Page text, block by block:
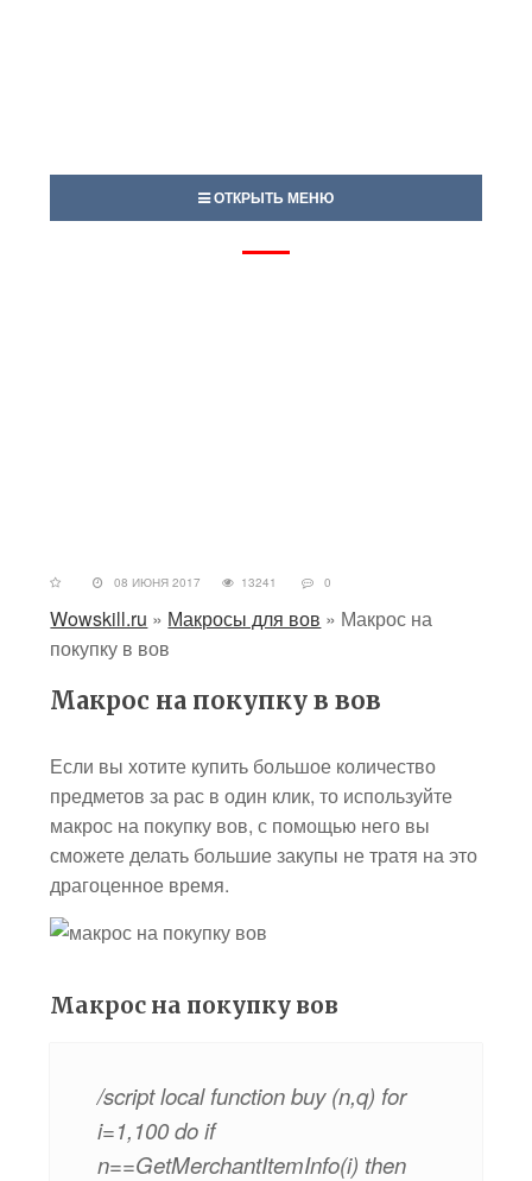
ОТКРЫТЬ МЕНЮ
08 ИЮНЯ 2017 13241 0
Wowskill.ru » Макросы для вов » Макрос на
покупку в вов
Макрос на покупку в вов
Если вы хотите купить большое количество
предметов за рас в один клик, то используйте
макрос на покупку вов, с помощью него вы
сможете делать большие закупы не тратя на это
драгоценное время.
Макрос на покупку вов
/script local function buy (n,q) for
i=1,100 do if
n==GetMerchantItemInfo(i) then